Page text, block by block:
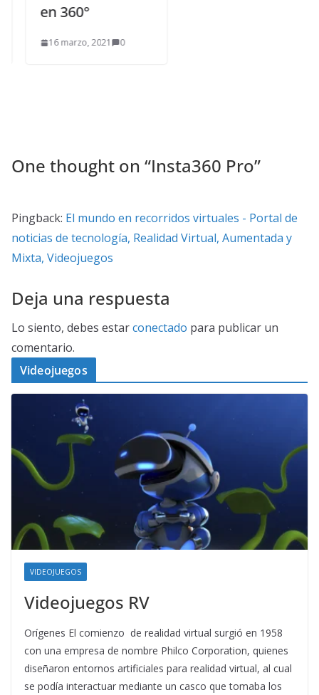
en 360°
16 marzo, 2021 0
One thought on “Insta360 Pro”
Pingback: El mundo en recorridos virtuales - Portal de
noticias de tecnología, Realidad Virtual, Aumentada y
Mixta, Videojuegos
Deja una respuesta
Lo siento, debes estarconectado para publicar un
comentario.
Videojuegos
VIDEOJUEGOS
Videojuegos RV
Orígenes El comienzo de realidad virtual surgió en 1958
con una empresa de nombre Philco Corporation, quienes
diseñaron entornos artificiales para realidad virtual, al cual
se podía interactuar mediante un casco que tomaba los